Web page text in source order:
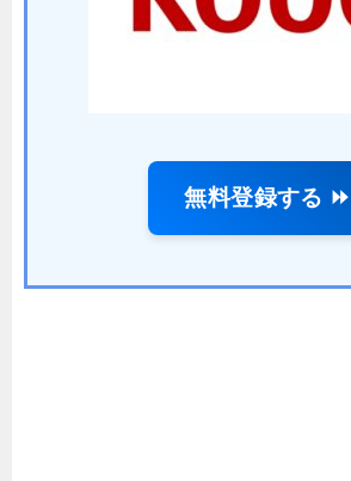
無料登録する ⏩